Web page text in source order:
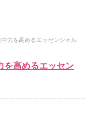
力を高めるエッセンシャル
高めるエッセン